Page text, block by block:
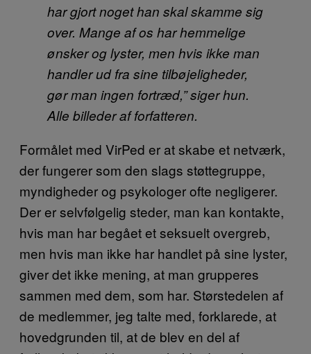
har gjort noget han skal skamme sig
over. Mange af os har hemmelige
ønsker og lyster, men hvis ikke man
handler ud fra sine tilbøjeligheder,
gør man ingen fortræd,” siger hun.
Alle billeder af forfatteren.
Formålet med VirPed er at skabe et netværk,
der fungerer som den slags støttegruppe,
myndigheder og psykologer ofte negligerer.
Der er selvfølgelig steder, man kan kontakte,
hvis man har begået et seksuelt overgreb,
men hvis man ikke har handlet på sine lyster,
giver det ikke mening, at man grupperes
sammen med dem, som har. Størstedelen af
de medlemmer, jeg talte med, forklarede, at
hovedgrunden til, at de blev en del af